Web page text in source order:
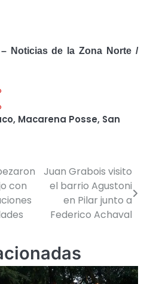
Noticias de la Zona Norte /
, Macarena Posse, San
con
Juan Grabois visito
el barrio Agustoni
en Pilar junto a
Federico Achaval